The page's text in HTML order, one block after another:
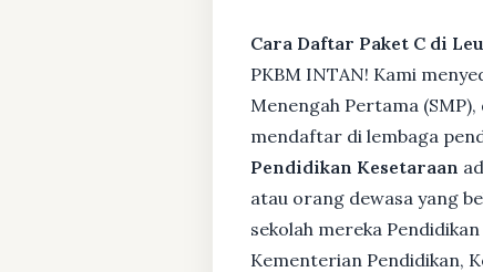
Cara Daftar Paket C di
PKBM INTAN! Kami
Menengah Pertama
mendaftar di lembaga
Pendidikan Kesetaraan
atau orang dewasa yang
sekolah mereka
Kementerian Pendidikan,